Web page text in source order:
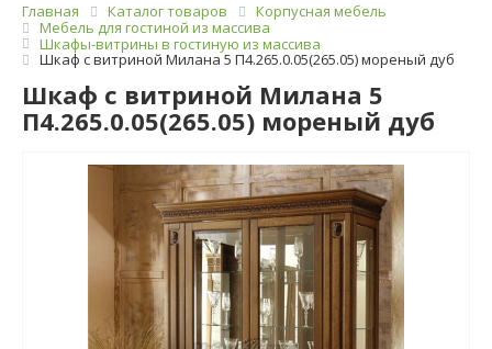
Главная Каталог товаров
Корпусная мебель
Мебель для гостиной из массива
Шкафы-витрины в гостиную из массива
Шкаф с витриной Милана 5 П4.265.0.05(265.05) мореный дуб
Шкаф с витриной Милана 5
П4.265.0.05(265.05) мореный дуб